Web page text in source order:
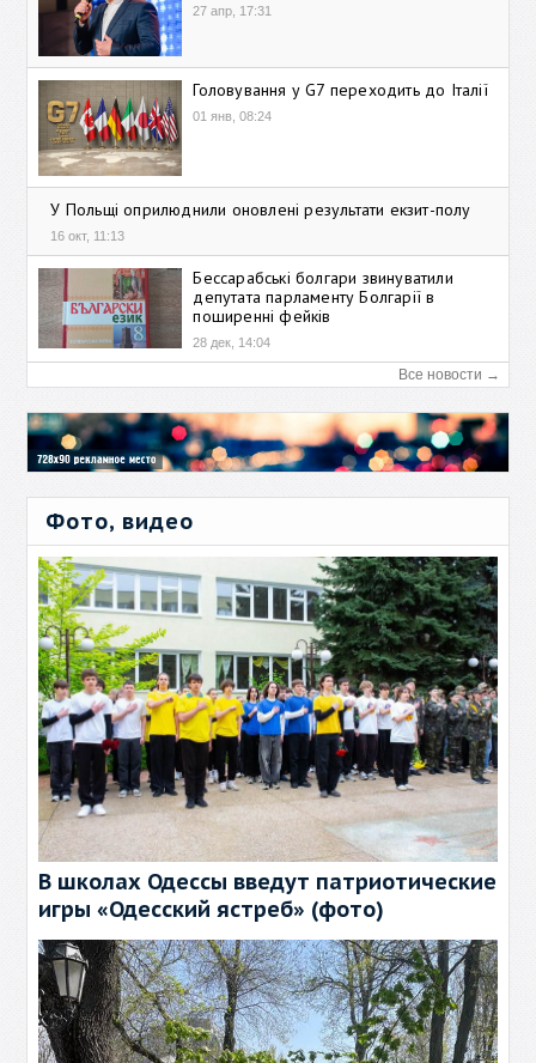
27 апр, 17:31
Головування у G7 переходить до Італії
01 янв, 08:24
У Польщі оприлюднили оновлені результати екзит-полу
16 окт, 11:13
Бессарабські болгари звинуватили
депутата парламенту Болгарії в
поширенні фейків
28 дек, 14:04
Все новости →
Фото, видео
В школах Одессы введут патриотические
игры «Одесский ястреб» (фото)